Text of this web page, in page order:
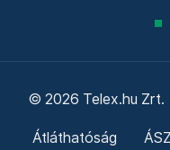
© 2026 Telex.hu Zrt.
Átláthatóság